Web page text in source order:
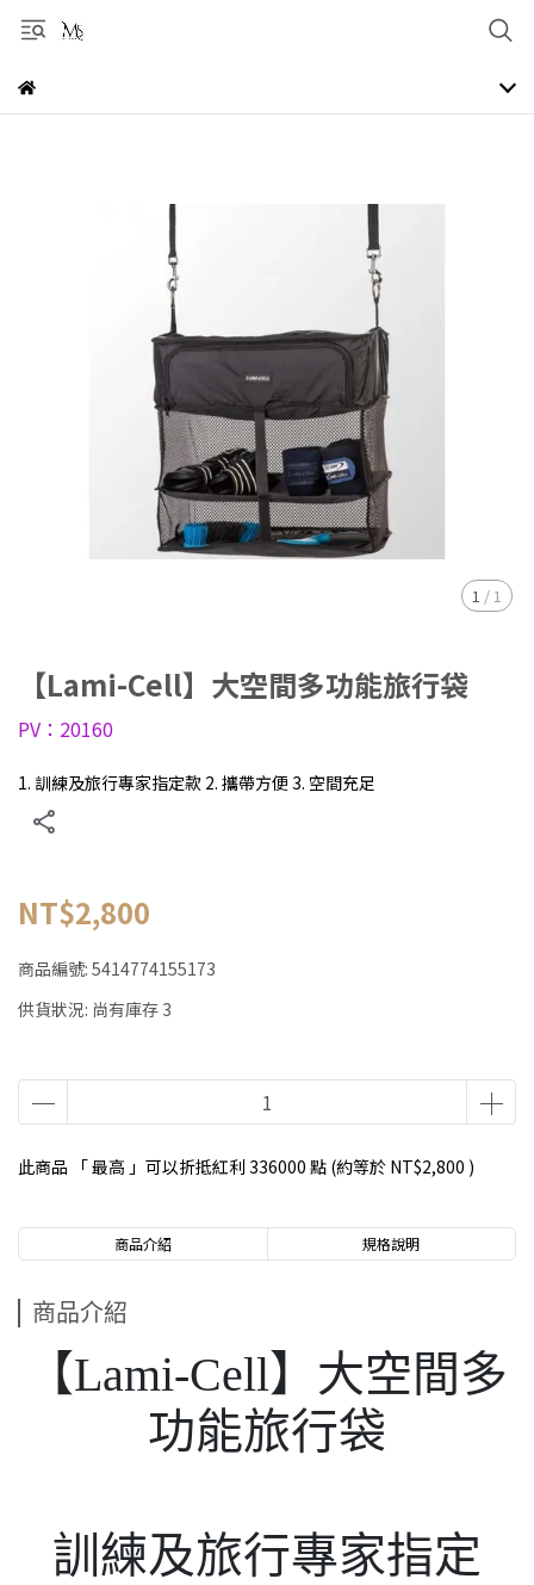
1 / 1
【Lami-Cell】大空間多功能旅行袋
PV：20160
1. 訓練及旅行專家指定款 2. 攜帶方便 3. 空間充足
NT$2,800
商品編號: 5414774155173
供貨狀況: 尚有庫存 3
此商品 「 最高 」可以折抵紅利 336000 點 (約等於 NT$2,800 )
商品介紹 規格說明
商品介紹
【Lami-Cell】大空間多
功能旅行袋
訓練及旅行專家指定